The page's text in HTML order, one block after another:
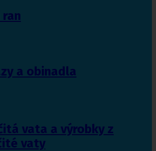
a obinadla
vata a výrobky z
vaty